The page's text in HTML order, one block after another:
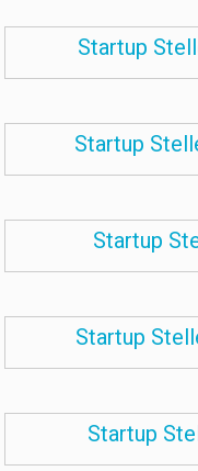
Startup
Startup
Startup
Startup
Startup